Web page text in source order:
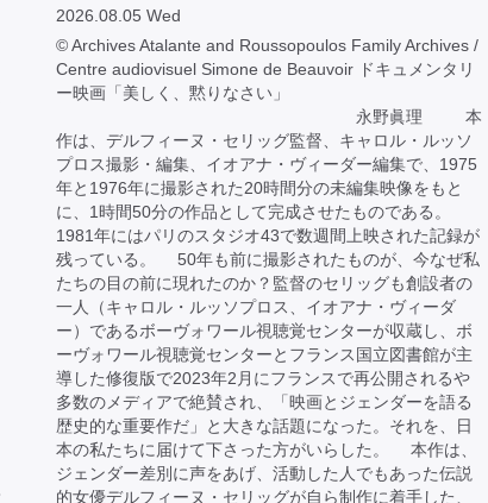
2026.08.05 Wed
© Archives Atalante and Roussopoulos Family Archives /
Centre audiovisuel Simone de Beauvoir ドキュメンタリ
ー映画「美しく、黙りなさい」
永野眞理 本
作は、デルフィーヌ・セリッグ監督、キャロル・ルッソ
プロス撮影・編集、イオアナ・ヴィーダー編集で、1975
年と1976年に撮影された20時間分の未編集映像をもと
に、1時間50分の作品として完成させたものである。
1981年にはパリのスタジオ43で数週間上映された記録が
残っている。 50年も前に撮影されたものが、今なぜ私
たちの目の前に現れたのか？監督のセリッグも創設者の
一人（キャロル・ルッソプロス、イオアナ・ヴィーダ
ー）であるボーヴォワール視聴覚センターが収蔵し、ボ
ーヴォワール視聴覚センターとフランス国立図書館が主
導した修復版で2023年2月にフランスで再公開されるや
多数のメディアで絶賛され、「映画とジェンダーを語る
歴史的な重要作だ」と大きな話題になった。それを、日
本の私たちに届けて下さった方がいらした。 本作は、
ジェンダー差別に声をあげ、活動した人でもあった伝説
的女優デルフィーヌ・セリッグが自ら制作に着手した、